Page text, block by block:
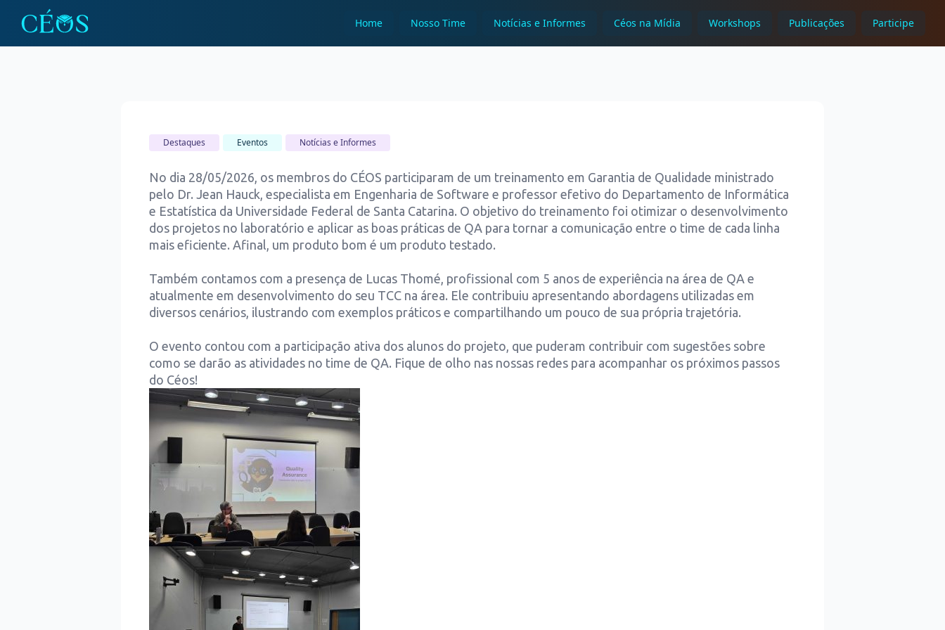
Home Nosso Time Notícias e Informes Céos na Mídia Workshops Publicações Participe
Destaques Eventos Notícias e Informes
No dia 28/05/2026, os membros do CÉOS participaram de um treinamento em Garantia de Qualidade ministrado
pelo Dr. Jean Hauck, especialista em Engenharia de Software e professor efetivo do Departamento de Informática
e Estatística da Universidade Federal de Santa Catarina. O objetivo do treinamento foi otimizar o desenvolvimento
dos projetos no laboratório e aplicar as boas práticas de QA para tornar a comunicação entre o time de cada linha
mais eficiente. Afinal, um produto bom é um produto testado.
Também contamos com a presença de Lucas Thomé, profissional com 5 anos de experiência na área de QA e
atualmente em desenvolvimento do seu TCC na área. Ele contribuiu apresentando abordagens utilizadas em
diversos cenários, ilustrando com exemplos práticos e compartilhando um pouco de sua própria trajetória.
O evento contou com a participação ativa dos alunos do projeto, que puderam contribuir com sugestões sobre
como se darão as atividades no time de QA. Fique de olho nas nossas redes para acompanhar os próximos passos
do Céos!